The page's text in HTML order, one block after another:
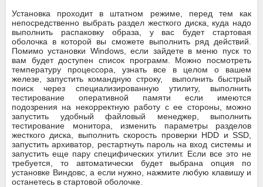
Установка проходит в штатном режиме, перед тем как
непосредственно выбрать раздел жесткого диска, куда надо
выполнить распаковку образа, у вас будет стартовая
оболочка в которой вы сможете выполнить ряд действий.
Помимо установки Windows, если зайдете в меню пуск то
вам будет доступен список программ. Можно посмотреть
температуру процессора, узнать все в целом о вашем
железе, запустить командную строку, выполнить быстрый
поиск через специализированную утилиту, выполнить
тестирование оперативной памяти если имеются
подозрения на некорректную работу с ее стороны, можно
запустить удобный файловый менеджер, выполнить
тестирование монитора, изменить параметры разделов
жесткого диска, выполнить скорость проверки HDD и SSD,
запустить архиватор, рестартнуть пароль на вход системы и
запустить еще пару специфических утилит. Если все это не
требуется, то автоматически будет выбрана опция по
установке Виндовс, а если нужно, нажмите любую клавишу и
останетесь в стартовой оболочке.